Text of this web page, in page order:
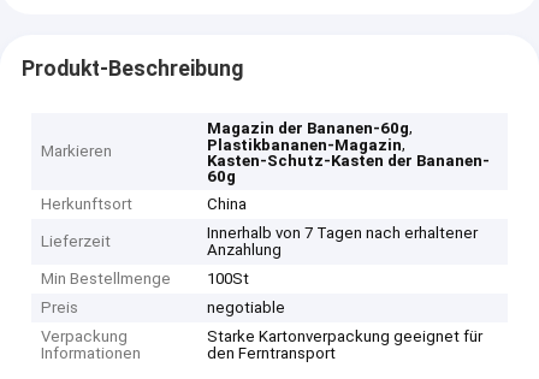
Produkt-Beschreibung
Markieren
Magazin der Bananen-60g,
Plastikbananen-Magazin,
Kasten-Schutz-Kasten der Bananen-
60g
Herkunftsort
China
Lieferzeit
Innerhalb von 7 Tagen nach erhaltener
Anzahlung
Min Bestellmenge
100St
Preis
negotiable
Verpackung
Informationen
Starke Kartonverpackung geeignet für
den Ferntransport